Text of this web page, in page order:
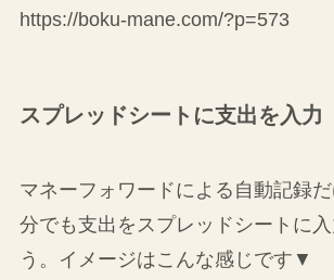
https://boku-mane.com/?p=573
スプレッドシートに支出を入力
マネーフォワードによる自動記録
分でも支出をスプレッドシートに入
う。イメージはこんな感じです▼